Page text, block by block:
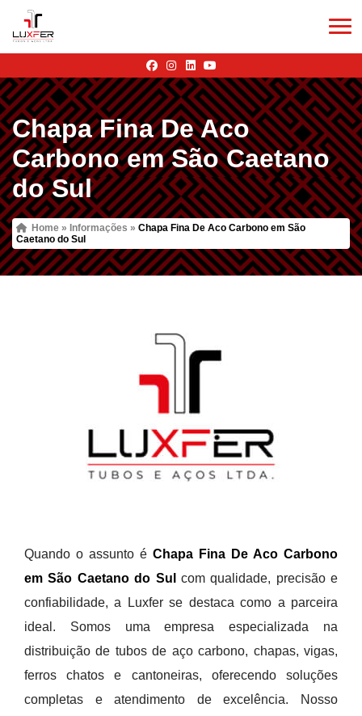
Chapa Fina De Aco
Carbono em São Caetano
do Sul
Home » Informações » Chapa Fina De Aco Carbono em São
Caetano do Sul
Quando o assunto é Chapa Fina De Aco Carbono
em São Caetano do Sul
com qualidade, precisão e
confiabilidade, a Luxfer se destaca como a parceira
ideal. Somos uma empresa especializada na
distribuição de tubos de aço carbono, chapas, vigas,
ferros chatos e cantoneiras, oferecendo soluções
completas e atendimento de excelência. Nosso